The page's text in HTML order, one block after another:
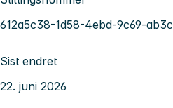
612a5c38-1d58-4ebd-9c69-
Sist endret
22. juni 2026